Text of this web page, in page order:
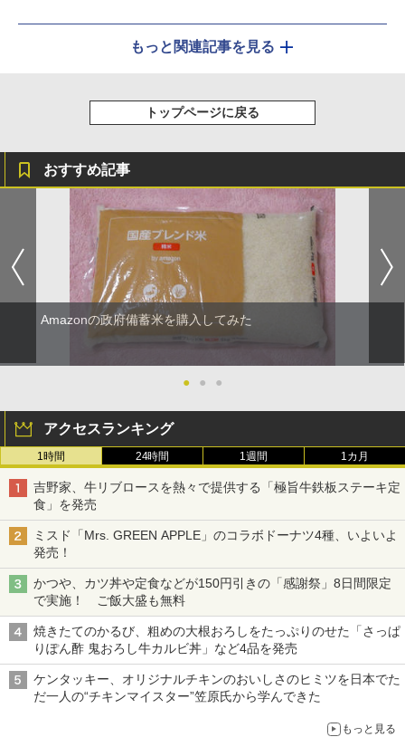
もっと関連記事を見る
トップページに戻る
おすすめ記事
Amazonの政府備蓄米を購入してみた
● ● ●
アクセスランキング
1時間 24時間 1週間 1カ月
吉野家、牛リブロースを熱々で提供する「極旨牛鉄板ステーキ定
食」を発売
ミスド「Mrs. GREEN APPLE」のコラボドーナツ4種、いよいよ
発売！
かつや、カツ丼や定食などが150円引きの「感謝祭」8日間限定
で実施！ ご飯大盛も無料
焼きたてのかるび、粗めの大根おろしをたっぷりのせた「さっぱ
りぽん酢 鬼おろし牛カルビ丼」など4品を発売
ケンタッキー、オリジナルチキンのおいしさのヒミツを日本でた
だ一人の“チキンマイスター”笠原氏から学んできた
もっと見る